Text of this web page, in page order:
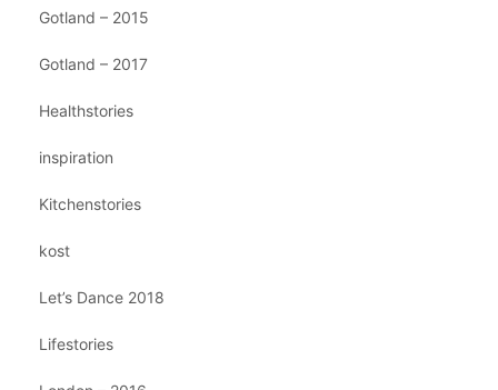
Gotland – 2015
Gotland – 2017
Healthstories
inspiration
Kitchenstories
kost
Let’s Dance 2018
Lifestories